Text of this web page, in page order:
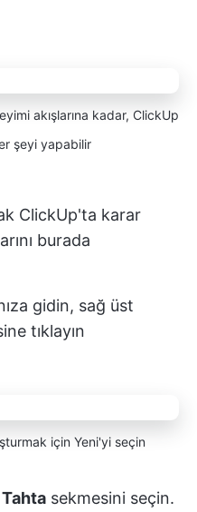
akışlarına kadar, ClickUp
şeyi yapabilir
ClickUp'ta karar
burada
gidin, sağ üst
tıklayın
için Yeni'yi seçin
sekmesini seçin.